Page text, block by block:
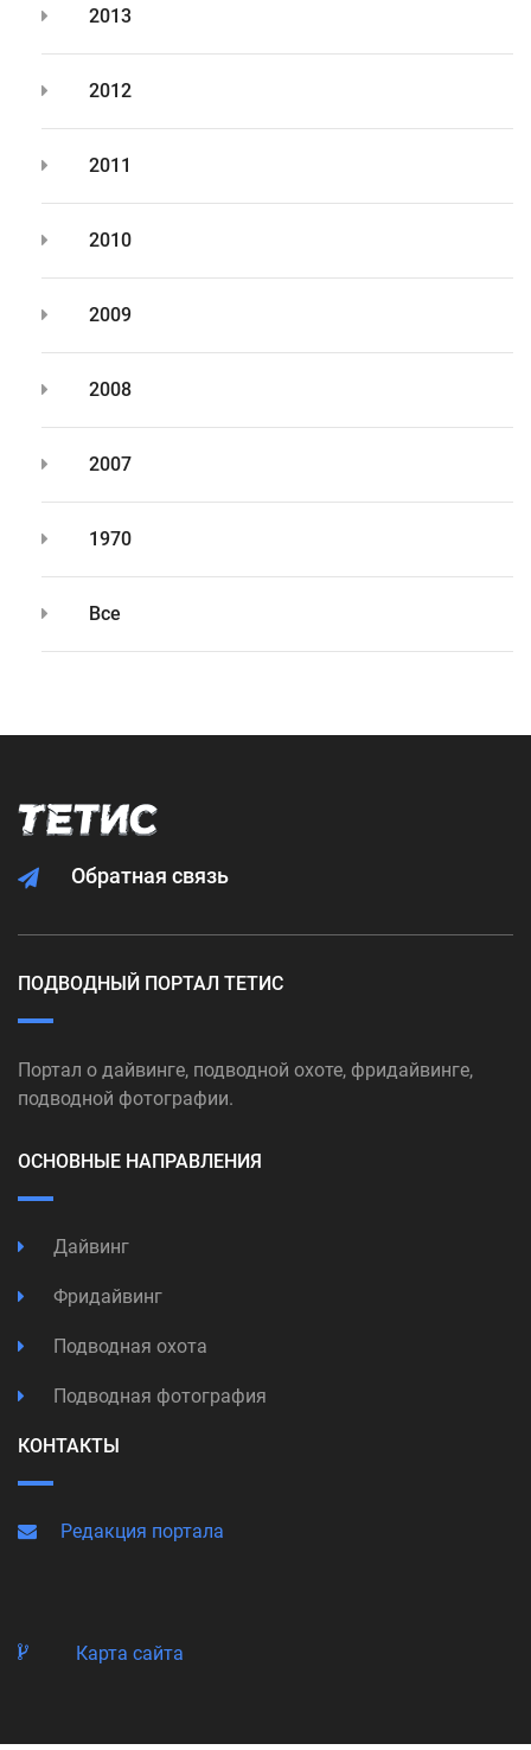
2013
2012
2011
2010
2009
2008
2007
1970
Все
Обратная связь
ПОДВОДНЫЙ ПОРТАЛ ТЕТИС
Портал о дайвинге, подводной охоте, фридайвинге,
подводной фотографии.
ОСНОВНЫЕ НАПРАВЛЕНИЯ
Дайвинг
Фридайвинг
Подводная охота
Подводная фотография
КОНТАКТЫ
Редакция портала
Карта сайта